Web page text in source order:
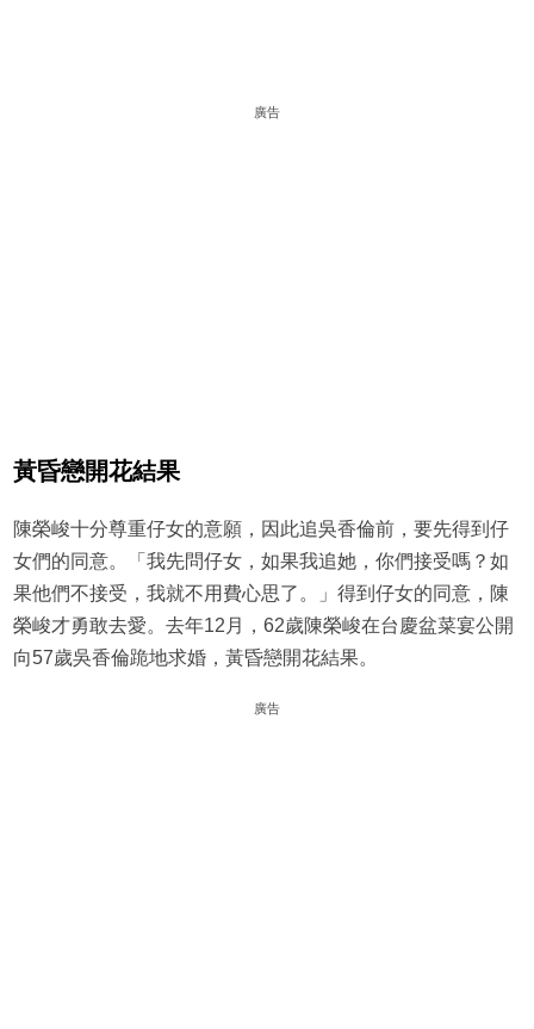
廣告
黃昏戀開花結果
陳榮峻十分尊重仔女的意願，因此追吳香倫前，要先得到仔
女們的同意。「我先問仔女，如果我追她，你們接受嗎？如
果他們不接受，我就不用費心思了。」得到仔女的同意，陳
榮峻才勇敢去愛。去年12月，62歲陳榮峻在台慶盆菜宴公開
向57歲吳香倫跪地求婚，黃昏戀開花結果。
廣告